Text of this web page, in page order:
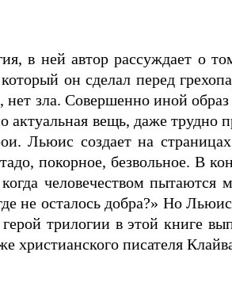
в ней автор рассуждает о
который он сделал перед
нет зла. Совершенно иной
актуальная вещь, даже трудно
Льюис создает на
покорное, безвольное. В
человечеством
не осталось добра?» Но
трилогии в этой книге
христианского писателя